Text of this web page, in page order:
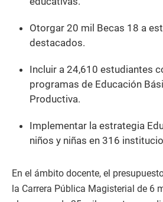
Otorgar 20 mil Becas 18 a
destacados.
Incluir a 24,610 estudiantes
programas de Educación
Productiva.
Implementar la estrategia
niños y niñas en 316
En el ámbito docente, el
la Carrera Pública Magisterial de 6